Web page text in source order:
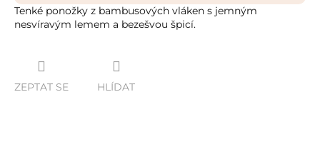
Tenké ponožky z bambusových vláken s jemným
nesvíravým lemem a bezešvou špicí.
ZEPTAT SE HLÍDAT